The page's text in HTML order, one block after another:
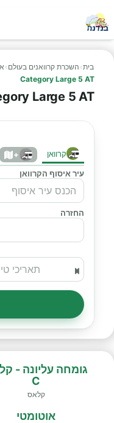
בית› השכרת קרוואנים בעולם ›
Category Large 5 AT
Large 5 AT
קרוואן +
עיר איסוף הקרוואן
החזרה
גומחה עליונה -
C
קלאס
אוטומטי